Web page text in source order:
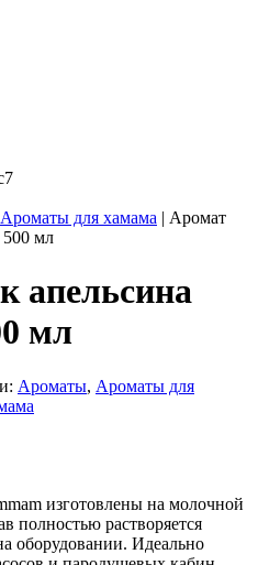
Ароматы для хамама | Аромат
500 мл
апельсина
мл
Ароматы, Ароматы для
изготовлены на молочной
полностью растворяется
оборудовании. Идеально